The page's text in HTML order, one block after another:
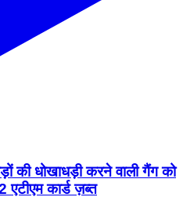
की धोखाधड़ी करने वाली गैंग को
एटीएम कार्ड ज़ब्त